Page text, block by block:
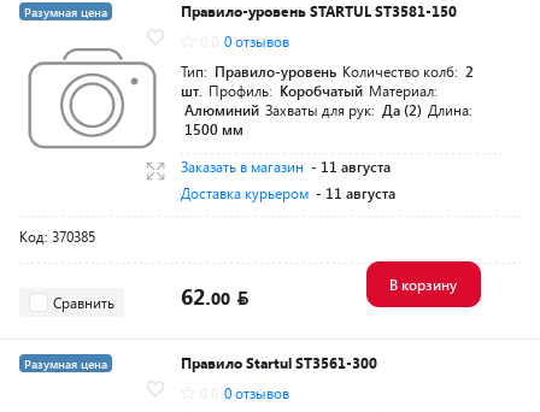
Разумная цена
Правило-уровень STARTUL ST3581-150
0 отзывов
Тип: Правило-уровень Количество колб: 2
шт. Профиль: Коробчатый Материал:
Алюминий Захваты для рук: Да (2) Длина:
1500 мм
Заказать в магазин - 11 августа
Доставка курьером - 11 августа
Код: 370385
Сравнить 62.00
В корзину
Разумная цена
Правило Startul ST3561-300
0 отзывов